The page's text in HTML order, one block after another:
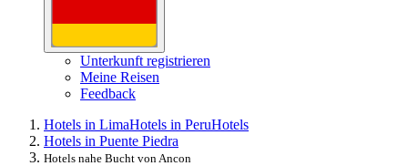
Unterkunft registrieren
Meine Reisen
Feedback
Hotels in LimaHotels in PeruHotels
Hotels in Puente Piedra
Hotels nahe Bucht von Ancon